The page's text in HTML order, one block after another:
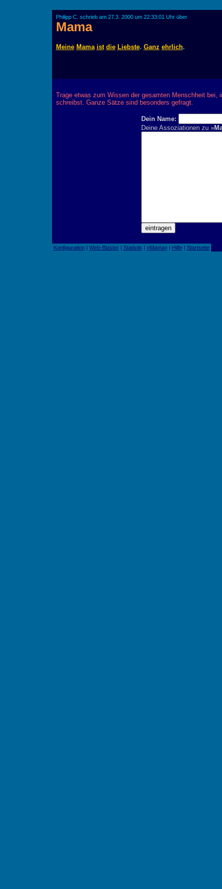
Philipp C. schrieb am 27.3. 2000 um 22:33:01 Uhr über
Mama
Meine Mama ist die Liebste. Ganz ehrlich.
Trage etwas zum Wissen der gesamten Menschheit bei,
schreibst. Ganze Sätze sind besonders gefragt.
Dein Name:
Deine Assoziationen zu »
Konfiguration| Web-Blaster| Statistik | »Mama«| Hilfe| Startseite